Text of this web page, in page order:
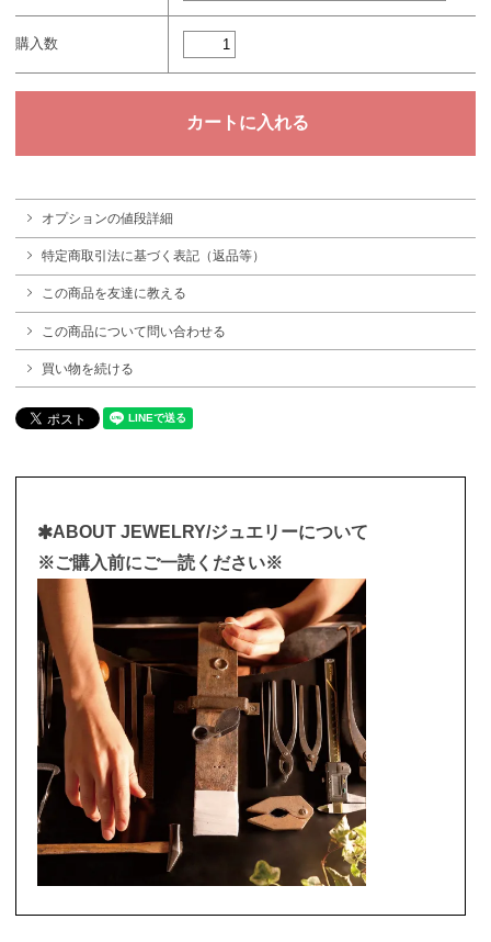
購入数
オプションの値段詳細
特定商取引法に基づく表記（返品等）
この商品を友達に教える
この商品について問い合わせる
買い物を続ける